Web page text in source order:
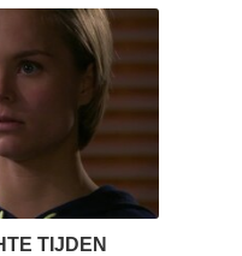
TIJDEN